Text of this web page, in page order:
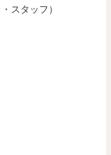
スタッフ）